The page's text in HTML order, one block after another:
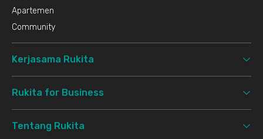
Apartemen
Community
Kerjasama Rukita
Rukita for Business
Tentang Rukita